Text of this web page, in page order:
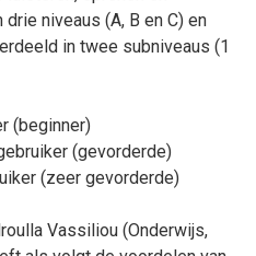
niveaus (A, B en C) en
in twee subniveaus (1
(beginner)
(gevorderde)
(zeer gevorderde)
Vassiliou (Onderwijs,